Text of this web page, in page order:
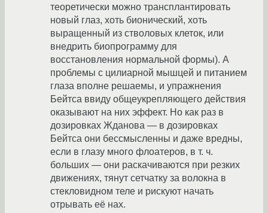
теоретически можно трансплантировать
новый глаз, хоть бионический, хоть
выращенный из стволовых клеток, или
внедрить биопрограмму для
восстановления нормальной формы). А
проблемы с цилиарной мышцей и питанием
глаза вполне решаемы, и упражнения
Бейтса ввиду общеукрепляющего действия
оказывают на них эффект. Но как раз в
дозировках Жданова — в дозировках
Бейтса они бессмысленны и даже вредны,
если в глазу много флоатеров, в т. ч.
больших — они раскачиваются при резких
движениях, тянут сетчатку за волокна в
стекловидном теле и рискуют начать
отрывать её нах.